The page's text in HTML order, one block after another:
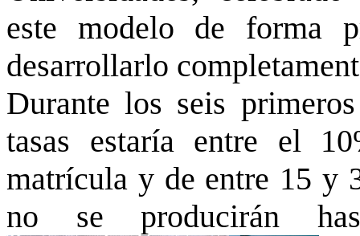
este modelo de forma
desarrollarlo
Durante los seis
tasas estaría entre el
matrícula y de entre 15 y
no se producirán